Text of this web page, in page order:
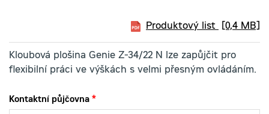
Produktový list [0,4 MB]
Kloubová plošina Genie Z-34/22 N lze zapůjčit pro
flexibilní práci ve výškách s velmi přesným ovládáním.
Kontaktní půjčovna